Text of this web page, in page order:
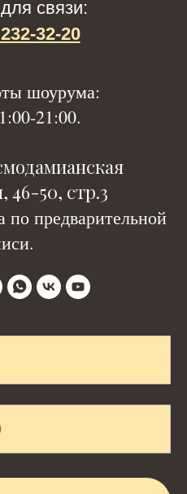
связи:
32-20
шоурума:
21:00.
46-50, стр.3
предварительной